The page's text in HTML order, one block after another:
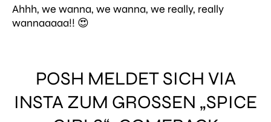
Ahhh, we wanna, we wanna, we really, really
wannaaaaa!! 😍
POSH MELDET SICH VIA
INSTA ZUM GROSSEN „SPICE G